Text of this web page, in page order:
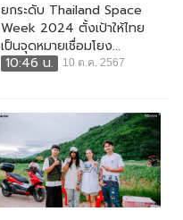
ยกระดับ Thailand Space
Week 2024 ตั้งเป้าให้ไทย
เป็นจุดหมายเชื่อมโยง...
10:46 น.
10 ต.ค. 2567